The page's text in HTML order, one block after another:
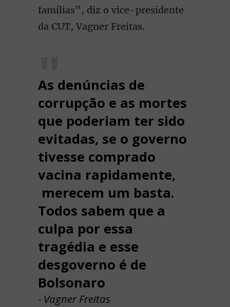
famílias”, diz o vice-presidente
da CUT, Vagner Freitas.
As denúncias de
corrupção e as mortes
que poderiam ter sido
evitadas, se o governo
tivesse comprado
vacina rapidamente,
merecem um basta.
Todos sabem que a
culpa por essa
tragédia e esse
desgoverno é de
Bolsonaro
- Vagner Freitas